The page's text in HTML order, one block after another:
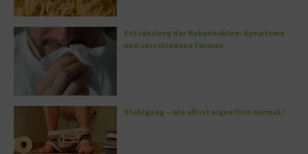
Entzündung der Nebenhöhlen: Symptome
und verschiedene Formen
Stuhlgang – wie oft ist eigentlich normal?